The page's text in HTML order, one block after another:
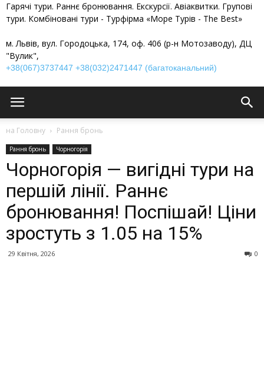
Гарячі тури. Раннє бронювання. Екскурсії. Авіаквитки. Групові
тури. Комбіновані тури - Турфірма «Море Турів - The Best»
м. Львів, вул. Городоцька, 174, оф. 406 (р-н Мотозаводу), ДЦ
"Вулик",
+38(067)3737447 +38(032)2471447 (багатоканальний)
на Головну Рання бронь
Рання бронь Чорногорія
Чорногорія — вигідні тури на
першій лінії. Раннє
бронювання! Поспішай! Ціни
зростуть з 1.05 на 15%
29 Квітня, 2026 0